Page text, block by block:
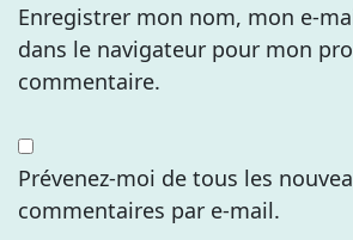
Enregistrer mon nom, mon e-
dans le navigateur pour mon
commentaire.
Prévenez-moi de tous les
commentaires par e-mail.